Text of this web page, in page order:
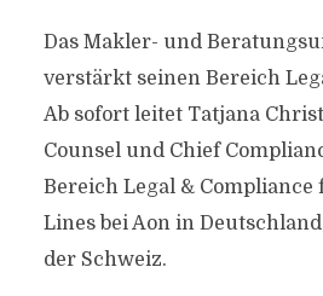
Das Makler- und
verstärkt seinen Bereich
Ab sofort leitet Tatjana
Counsel und Chief
Bereich Legal &
Lines bei Aon in
der Schweiz.